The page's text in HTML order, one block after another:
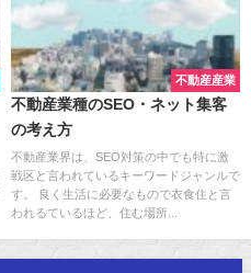
不動産産業
不動産業種のSEO・ネット集客
の考え方
不動産業界は、SEO対策の中でも特に激
戦区と言われているキーワードジャンルで
す。 良く生活に必要なもので衣食住と言
われるているほど、住む場所...